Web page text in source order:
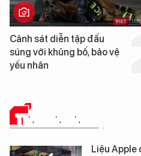
Hình ảnh đầu tiên về siêu
tàu sân bay USS George
Washington vừa đến Đà
TIN CÔNG NGHỆ
Liệu Apple